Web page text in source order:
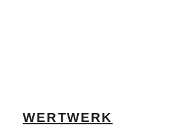
WERTWERK